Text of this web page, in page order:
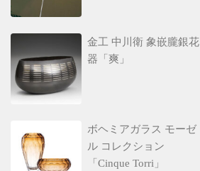
金工 中川衛 象嵌朧銀花
器「爽」
ボヘミアガラス モーゼ
ル コレクション
「Cinque Torri」